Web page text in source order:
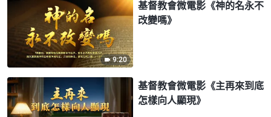
9:20
基督教會微電影《神的名永不
改變嗎》
基督教會微電影《主再來到底
怎樣向人顯現》